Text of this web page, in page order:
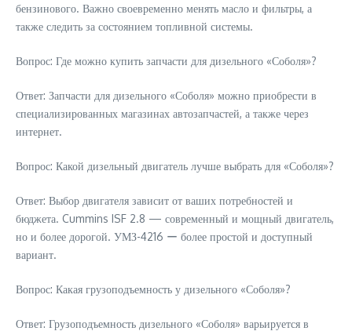
бензинового. Важно своевременно менять масло и фильтры, а
также следить за состоянием топливной системы.
Вопрос: Где можно купить запчасти для дизельного «Соболя»?
Ответ: Запчасти для дизельного «Соболя» можно приобрести в
специализированных магазинах автозапчастей, а также через
интернет.
Вопрос: Какой дизельный двигатель лучше выбрать для «Соболя»?
Ответ: Выбор двигателя зависит от ваших потребностей и
бюджета. Cummins ISF 2.8 — современный и мощный двигатель,
но и более дорогой. УМЗ-4216 ー более простой и доступный
вариант.
Вопрос: Какая грузоподъемность у дизельного «Соболя»?
Ответ: Грузоподъемность дизельного «Соболя» варьируется в